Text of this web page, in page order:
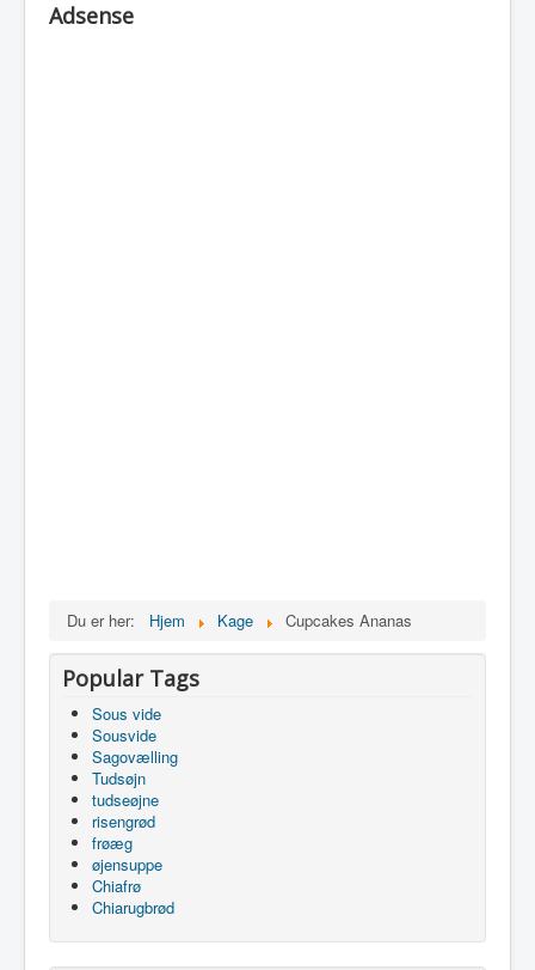
Adsense
Du er her: Hjem Kage Cupcakes Ananas
Popular Tags
Sous vide
Sousvide
Sagovælling
Tudsøjn
tudseøjne
risengrød
frøæg
øjensuppe
Chiafrø
Chiarugbrød